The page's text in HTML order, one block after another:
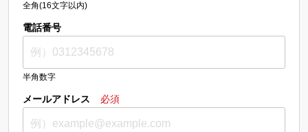
全角(16文字以内)
電話番号
半角数字
メールアドレス 必須